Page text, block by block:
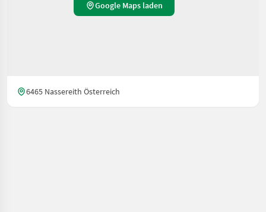
Google Maps laden
6465 Nassereith Österreich